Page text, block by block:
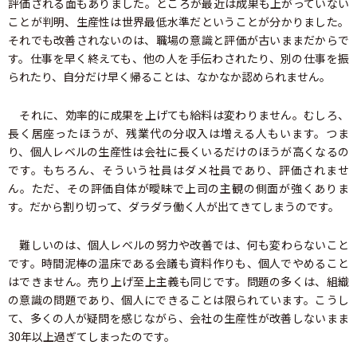
評価される面もありました。ところが最近は成果も上がっていない
ことが判明、生産性は世界最低水準だということが分かりました。
それでも改善されないのは、職場の意識と評価が古いままだからで
す。仕事を早く終えても、他の人を手伝わされたり、別の仕事を振
られたり、自分だけ早く帰ることは、なかなか認められません。
それに、効率的に成果を上げても給料は変わりません。むしろ、
長く居座ったほうが、残業代の分収入は増える人もいます。つま
り、個人レベルの生産性は会社に長くいるだけのほうが高くなるの
です。もちろん、そういう社員はダメ社員であり、評価されませ
ん。ただ、その評価自体が曖昧で上司の主観の側面が強くありま
す。だから割り切って、ダラダラ働く人が出てきてしまうのです。
難しいのは、個人レベルの努力や改善では、何も変わらないこと
です。時間泥棒の温床である会議も資料作りも、個人でやめること
はできません。売り上げ至上主義も同じです。問題の多くは、組織
の意識の問題であり、個人にできることは限られています。こうし
て、多くの人が疑問を感じながら、会社の生産性が改善しないまま
30年以上過ぎてしまったのです。